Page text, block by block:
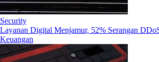
Security
Layanan Digital Menjamur, 52% Serangan
Keuangan